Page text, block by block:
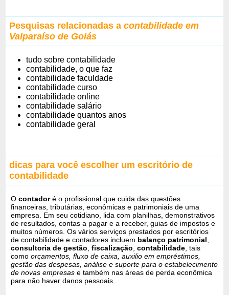
Pesquisas relacionadas acontabilidade em
Valparaíso de Goiás
tudo sobre contabilidade
contabilidade, o que faz
contabilidade faculdade
contabilidade curso
contabilidade online
contabilidade salário
contabilidade quantos anos
contabilidade geral
dicas para você escolher um escritório de
contabilidade
Ocontadoré o profissional que cuida das questões
financeiras, tributárias, econômicas e patrimoniais de uma
empresa. Em seu cotidiano, lida com planilhas, demonstrativos
de resultados, contas a pagar e a receber, guias de impostos e
muitos números. Os vários serviços prestados por escritórios
de contabilidade e contadores incluem balanço patrimonial
consultoria de gestão ,fiscalização ,contabilidade , tais
comoorçamentos, fluxo de caixa, auxilio em empréstimos,
gestão das despesas, análise e suporte para o estabelecimento
de novas empresas e também nas áreas de perda econômica
para não haver danos pessoais.